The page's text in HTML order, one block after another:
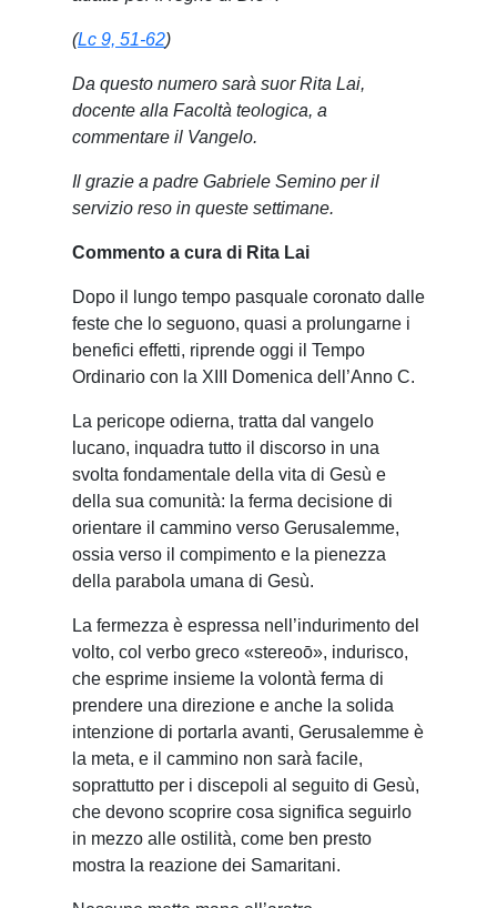
(Lc 9, 51-62)
Da questo numero sarà suor Rita Lai,
docente alla Facoltà teologica, a
commentare il Vangelo.
Il grazie a padre Gabriele Semino per il
servizio reso in queste settimane.
Commento a cura di Rita Lai
Dopo il lungo tempo pasquale coronato dalle
feste che lo seguono, quasi a prolungarne i
benefici effetti, riprende oggi il Tempo
Ordinario con la XIII Domenica dell’Anno C.
La pericope odierna, tratta dal vangelo
lucano, inquadra tutto il discorso in una
svolta fondamentale della vita di Gesù e
della sua comunità: la ferma decisione di
orientare il cammino verso Gerusalemme,
ossia verso il compimento e la pienezza
della parabola umana di Gesù.
La fermezza è espressa nell’indurimento del
volto, col verbo greco «stereoō», indurisco,
che esprime insieme la volontà ferma di
prendere una direzione e anche la solida
intenzione di portarla avanti, Gerusalemme è
la meta, e il cammino non sarà facile,
soprattutto per i discepoli al seguito di Gesù,
che devono scoprire cosa significa seguirlo
in mezzo alle ostilità, come ben presto
mostra la reazione dei Samaritani.